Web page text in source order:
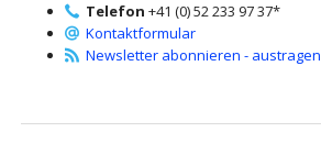
Telefon +41 (0) 52 233 97 37*
Kontaktformular
Newsletter abonnieren - austragen